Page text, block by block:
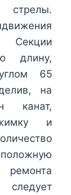
стрелы.
Секции
длину,
65
на
канат,
и